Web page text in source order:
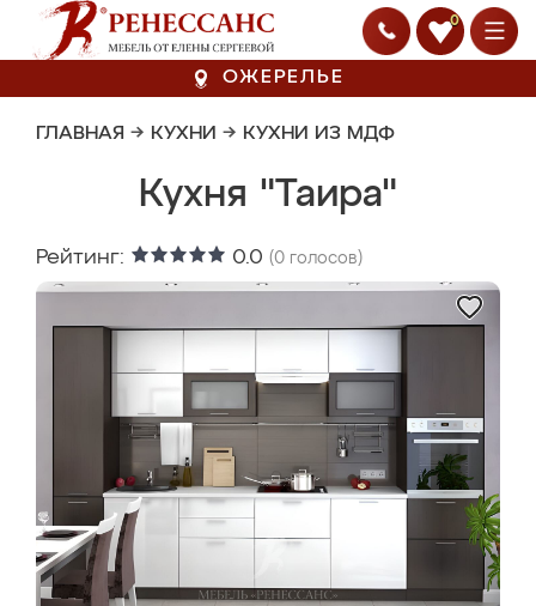
0
ОЖЕРЕЛЬЕ
ГЛАВНАЯ → КУХНИ → КУХНИ ИЗ МДФ
Кухня "Таира"
Рейтинг: 0.0 (0 голосов)